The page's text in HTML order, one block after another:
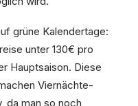
grüne Kalendertage:
unter 130€ pro
Hauptsaison. Diese
Viernächte-
da man so noch